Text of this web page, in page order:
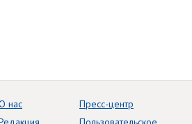
нас
Пресс-центр